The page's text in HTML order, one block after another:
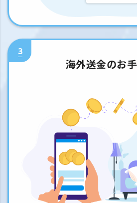
3
海外送金のお